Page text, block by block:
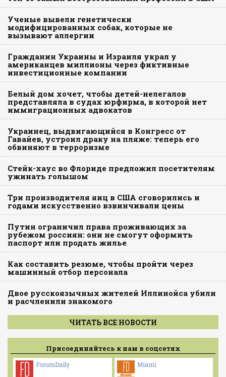
Ученые вывели генетически
модифицированных собак, которые не
вызывают аллергии
Гражданин Украины и Израиля украл у
американцев миллионы через фиктивные
инвестиционные компании
Белый дом хочет, чтобы детей-нелегалов
представляла в судах юрфирма, в которой нет
иммиграционных адвокатов
Украинец, выдвигающийся в Конгресс от
Гавайев, устроил драку на пляже: теперь его
обвиняют в терроризме
Стейк-хаус во Флориде предложил посетителям
ужинать голышом
Три производителя яиц в США сговорились и
годами искусственно взвинчивали цены
Путин ограничил права проживающих за
рубежом россиян: они не смогут оформить
паспорт или продать жилье
Как составить резюме, чтобы пройти через
машинный отбор персонала
Двое русскоязычных жителей Иллинойса убили
и расчленили знакомого
ЧИТАТЬ ВСЕ НОВОСТИ
Присоединяйтесь к нам в соцсетях
ForumDaily Miami